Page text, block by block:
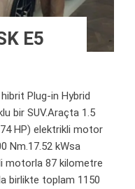
E5
hibrit Plug-in Hybrid
bir SUV.Araçta 1.5
HP) elektrikli motor
Nm.17.52 kWsa
motorla 87 kilometre
birlikte toplam 1150